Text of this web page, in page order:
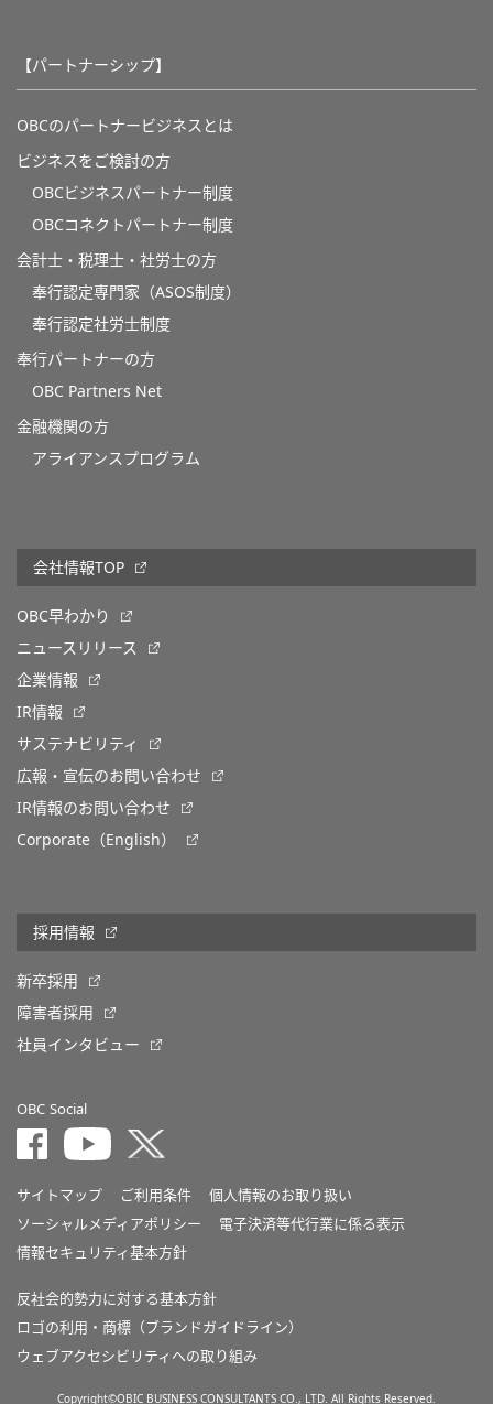
【パートナーシップ】
OBCのパートナービジネスとは
ビジネスをご検討の方
OBCビジネスパートナー制度
OBCコネクトパートナー制度
会計士・税理士・社労士の方
奉行認定専門家（ASOS制度）
奉行認定社労士制度
奉行パートナーの方
OBC Partners Net
金融機関の方
アライアンスプログラム
会社情報TOP
OBC早わかり
ニュースリリース
企業情報
IR情報
サステナビリティ
広報・宣伝のお問い合わせ
IR情報のお問い合わせ
Corporate（English）
採用情報
新卒採用
障害者採用
社員インタビュー
OBC Social
サイトマップ ご利用条件
個人情報のお取り扱い
ソーシャルメディアポリシー
電子決済等代行業に係る表示
情報セキュリティ基本方針
反社会的勢力に対する基本方針
ロゴの利用・商標（ブランドガイドライン）
ウェブアクセシビリティへの取り組み
Copyright©OBIC BUSINESS CONSULTANTS CO., LTD. All Rights Reserved.